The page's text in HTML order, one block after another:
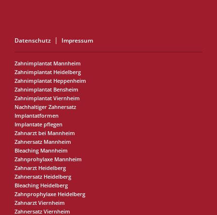
Datenschutz Impressum
Zahnimplantat Mannheim
Zahnimplantat Heidelberg
Zahnimplantat Heppenheim
Zahnimplantat Bensheim
Zahnimplantat Viernheim
Nachhaltiger Zahnersatz
Implantatformen
Implantate pflegen
Zahnarzt bei Mannheim
Zahnersatz Mannheim
Bleaching Mannheim
Zahnprohylaxe Mannheim
Zahnarzt Heidelberg
Zahnersatz Heidelberg
Bleaching Heidelberg
Zahnprophylaxe Heidelberg
Zahnarzt Viernheim
Zahnersatz Viernheim